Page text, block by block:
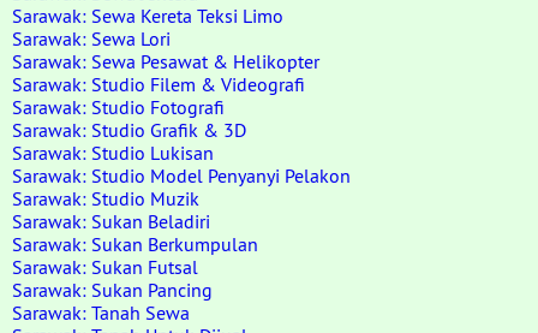
Sarawak: Sewa Kereta Teksi Limo
Sarawak: Sewa Lori
Sarawak: Sewa Pesawat & Helikopter
Sarawak: Studio Filem & Videografi
Sarawak: Studio Fotografi
Sarawak: Studio Grafik & 3D
Sarawak: Studio Lukisan
Sarawak: Studio Model Penyanyi Pelakon
Sarawak: Studio Muzik
Sarawak: Sukan Beladiri
Sarawak: Sukan Berkumpulan
Sarawak: Sukan Futsal
Sarawak: Sukan Pancing
Sarawak: Tanah Sewa